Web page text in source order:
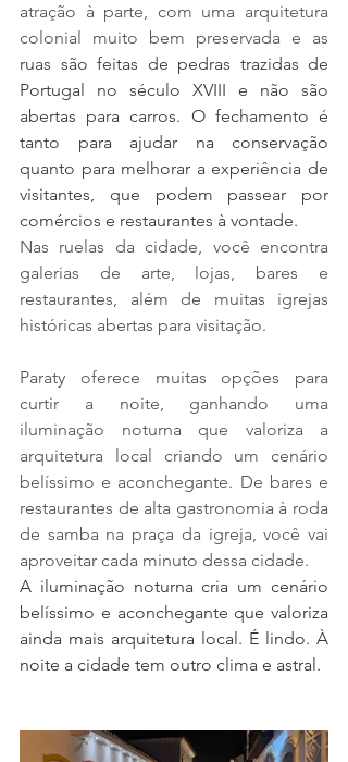
atração à parte, com uma arquitetura
ruas são feitas de pedras trazidas de
Portugal no século XVIII e não são
abertas para carros. O fechamento é
tanto para ajudar na conservação
quanto para melhorar a experiência de
visitantes, que podem passear por
comércios e restaurantes à vontade.
Nas ruelas da cidade, você encontra
galerias de arte, lojas, bares e
restaurantes, além de muitas igrejas
históricas abertas para visitação.
Paraty oferece muitas opções para
curtir a noite, ganhando uma
iluminação noturna que valoriza a
arquitetura local criando um cenário
belíssimo e aconchegante. De bares e
restaurantes de alta gastronomia à roda
de samba na praça da igreja, você vai
aproveitar cada minuto dessa cidade.
A iluminação noturna cria um cenário
belíssimo e aconchegante que valoriza
ainda mais arquitetura local. É lindo. À
noite a cidade tem outro clima e astral.